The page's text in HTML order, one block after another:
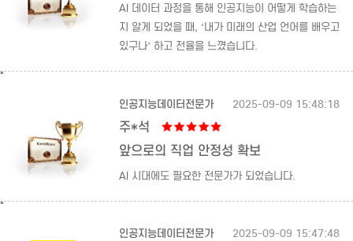
AI 데이터 과정을 통해 인공지능이 어떻게 학습하는
지 알게 되었을 때, ‘내가 미래의 산업 언어를 배우고
있구나’ 하고 전율을 느꼈습니다.
"
인공지능데이터전문가 2025-09-09 15:48:18
주*석
앞으로의 직업 안정성 확보
AI 시대에도 필요한 전문가가 되었습니다.
"
인공지능데이터전문가 2025-09-09 15:47:48